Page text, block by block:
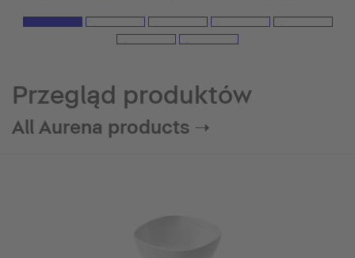
Przegląd produktów
All Aurena products ➝